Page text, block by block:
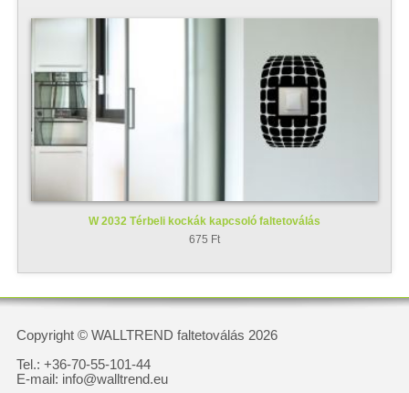
W 2032 Térbeli kockák kapcsoló faltetoválás
675 Ft
Copyright © WALLTREND faltetoválás 2026
Tel.: +36-70-55-101-44
E-mail: info@walltrend.eu